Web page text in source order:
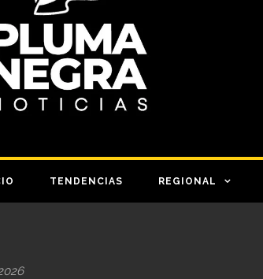
TENDENCIAS REGIONAL